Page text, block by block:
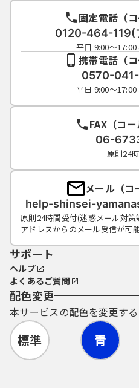
固定電話（コ
0120-464-119(
平日 9:00～17:00
携帯電話（コ
0570-
平日 9:00～17:00
FAX（コー
06-
原則24
メール（コ
help-shinsei-
原則24時間受付(迷惑メール対
アドレスからのメール受信が可
サポート
ヘルプ
よくあるご質問
配色変更
本サービスの配色を変更する
標準 青